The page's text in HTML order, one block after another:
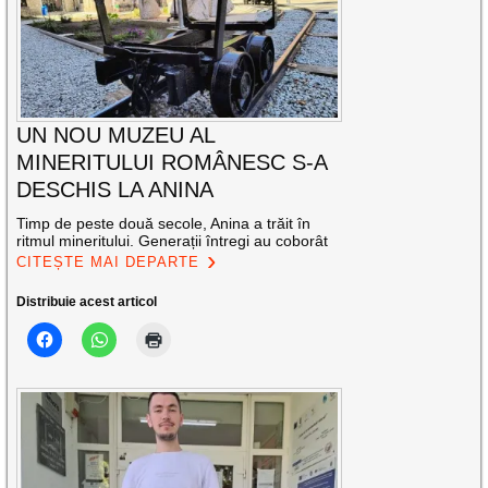
UN NOU MUZEU AL
MINERITULUI ROMÂNESC S-A
DESCHIS LA ANINA
Timp de peste două secole, Anina a trăit în
ritmul mineritului. Generații întregi au coborât
CITEȘTE MAI DEPARTE
Distribuie acest articol